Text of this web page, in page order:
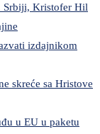
Srbiji, Kristofer Hil
izdajnikom
skreće sa Hristove
u EU u paketu